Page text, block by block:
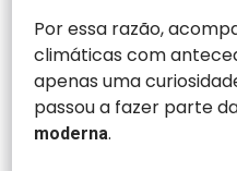
Por essa razão,
climáticas com
apenas uma
passou a fazer parte
moderna.